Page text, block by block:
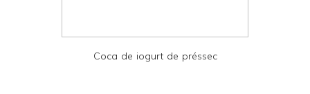
Coca de iogurt de préssec